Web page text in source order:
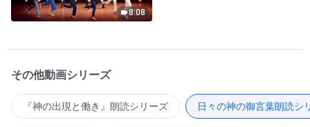
8:08
その他動画シリーズ
『神の出現と働き』朗読シリーズ 日々の神の御言葉朗読シ